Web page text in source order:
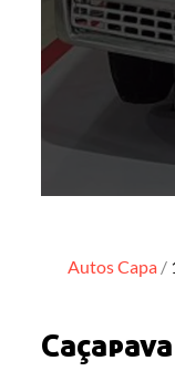
AutosCapa